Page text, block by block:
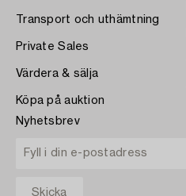
Transport och uthämtning
Private Sales
Värdera & sälja
Köpa på auktion
Nyhetsbrev